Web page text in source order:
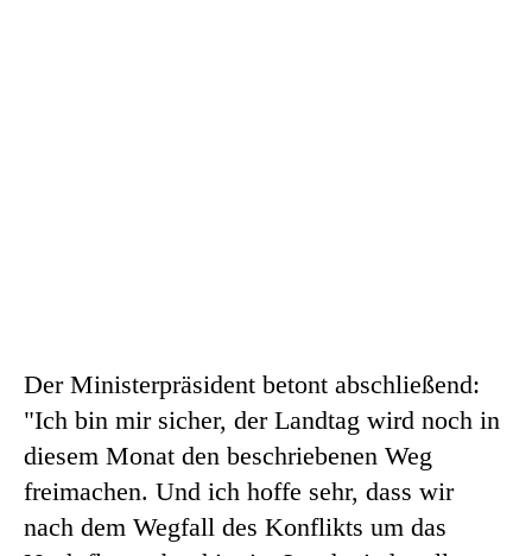
Der Ministerpräsident betont abschließend:
"Ich bin mir sicher, der Landtag wird noch in
diesem Monat den beschriebenen Weg
freimachen. Und ich hoffe sehr, dass wir
nach dem Wegfall des Konflikts um das